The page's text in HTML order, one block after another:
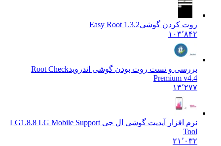
روت کردن گوشی Easy Root 1.3.2
۱۰۳٬۸۴۲
بررسی و تست روت بودن گوشی اندروید Root Check
Premium v4.4
۱۳٬۲۷۷
نرم افزار آپدیت گوشی ال جی LG 1.8.8 LG Mobile Support
۲۱٬۰۳۲